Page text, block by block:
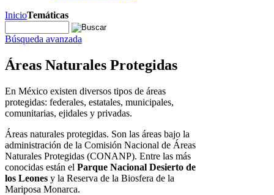
InicioTemáticas
Búsqueda avanzada
Áreas Naturales Protegidas
En México existen diversos tipos de áreas
protegidas: federales, estatales, municipales,
comunitarias, ejidales y privadas.
Áreas naturales protegidas. Son las áreas bajo la
administración de la Comisión Nacional de Áreas
Naturales Protegidas (CONANP). Entre las más
conocidas están el Parque Nacional Desierto de
los Leones y la Reserva de la Biosfera de la
Mariposa Monarca.